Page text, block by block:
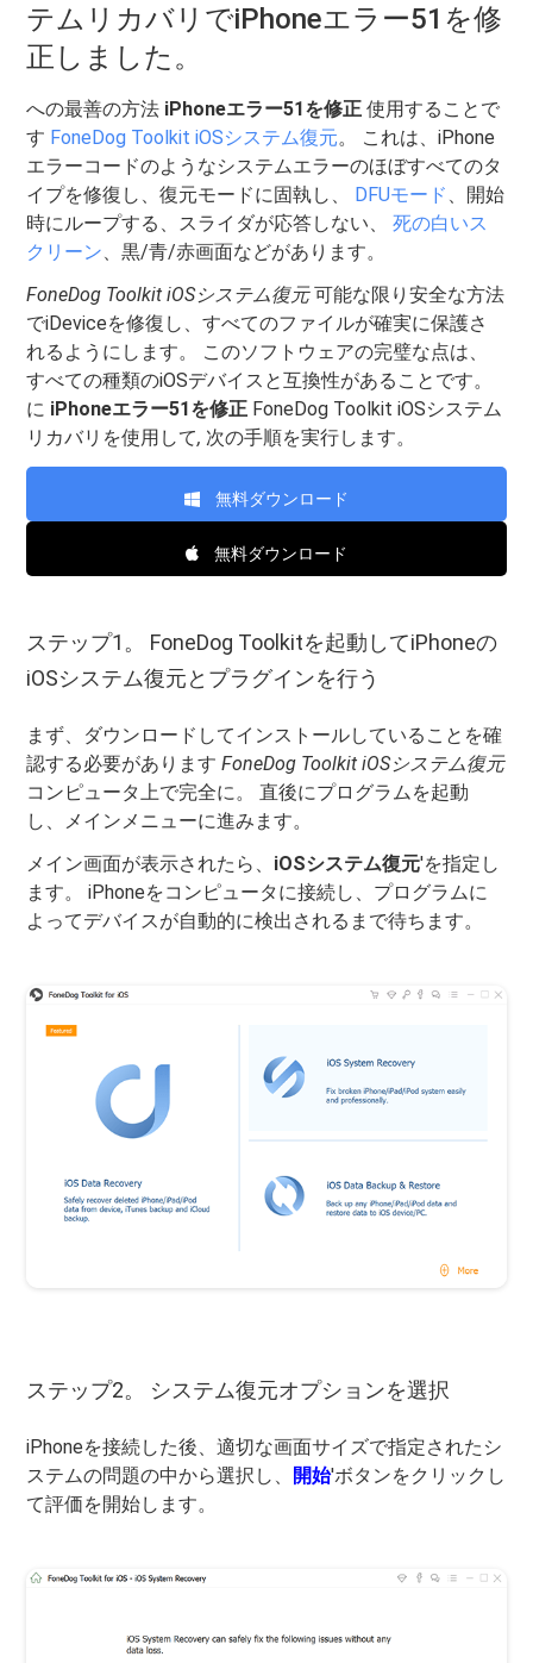
テムリカバリでiPhoneエラー51を修
正しました。
への最善の方法 iPhoneエラー51を修正 使用することで
す FoneDog Toolkit iOSシステム復元。 これは、iPhone
エラーコードのようなシステムエラーのほぼすべてのタ
イプを修復し、復元モードに固執し、
DFUモード 、開始
時にループする、スライダが応答しない、死の白いス
クリーン、黒/青/赤画面などがあります。
FoneDog Toolkit iOSシステム復元可能な限り安全な方法
でiDeviceを修復し、すべてのファイルが確実に保護さ
れるようにします。 このソフトウェアの完璧な点は、
すべての種類のiOSデバイスと互換性があることです。
に iPhoneエラー51を修正 FoneDog Toolkit iOSシステム
リカバリを使用して, 次の手順を実行します。
無料ダウンロード
無料ダウンロード
ステップ1。 FoneDog Toolkitを起動してiPhoneの
iOSシステム復元とプラグインを行う
まず、ダウンロードしてインストールしていることを確
認する必要がありますFoneDog Toolkit iOSシステム復元
コンピュータ上で完全に。 直後にプログラムを起動
し、メインメニューに進みます。
メイン画面が表示されたら、 iOSシステム復元'を指定し
ます。 iPhoneをコンピュータに接続し、プログラムに
よってデバイスが自動的に検出されるまで待ちます。
ステップ2。 システム復元オプションを選択
iPhoneを接続した後、適切な画面サイズで指定されたシ
ステムの問題の中から選択し、
開始'ボタンをクリックし
て評価を開始します。